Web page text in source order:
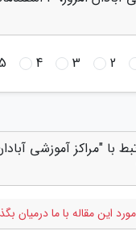
2
3
4
این مقاله با ما درمیان